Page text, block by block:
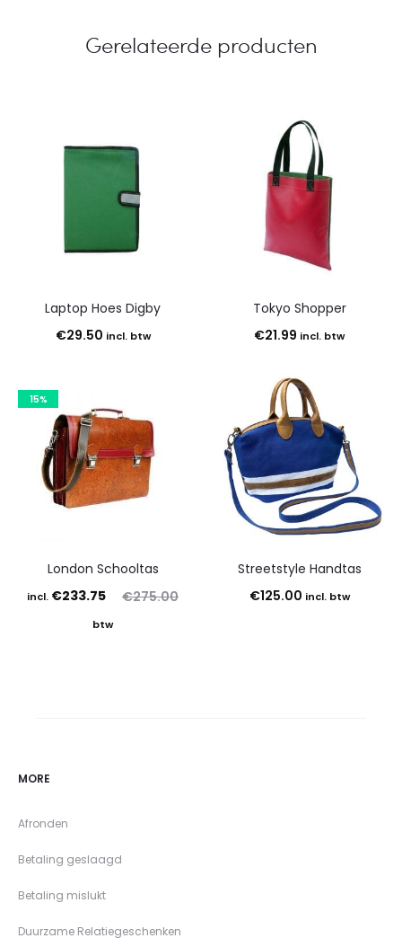
Gerelateerde producten
Laptop Hoes Digby
€29.50 incl. btw
Tokyo Shopper
€21.99 incl. btw
15%
London Schooltas
€275.00
Oorspronkelijke
prijs
€233.75
Huidige
incl.
btw
Streetstyle Handtas
€125.00 incl. btw
MORE
Afronden
Betaling geslaagd
Betaling mislukt
Duurzame Relatiegeschenken